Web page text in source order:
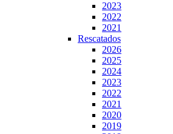
2023
2022
2021
Rescatados
2026
2025
2024
2023
2022
2021
2020
2019